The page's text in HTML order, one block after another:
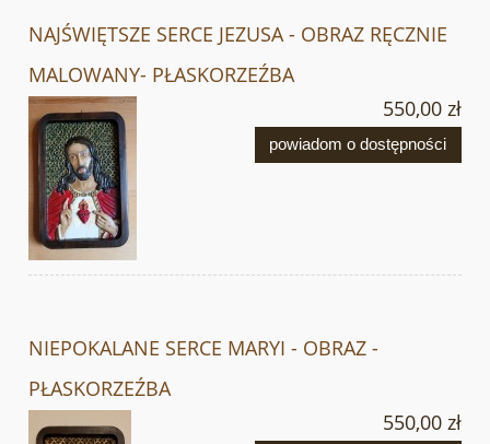
NAJŚWIĘTSZE SERCE JEZUSA - OBRAZ RĘCZNIE
MALOWANY- PŁASKORZEŹBA
550,00 zł
powiadom o dostępności
NIEPOKALANE SERCE MARYI - OBRAZ -
PŁASKORZEŹBA
550,00 zł